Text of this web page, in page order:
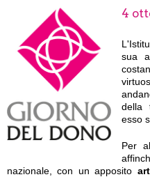
4
sua
della
esso
Per
nazionale, con un apposito